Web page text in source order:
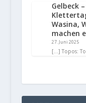
Gelbeck
Wasina,
machen
27. Juni 2025
[…] Topos: